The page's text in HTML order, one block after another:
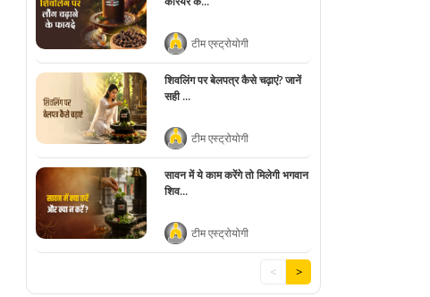
टीम एस्ट्रोयोगी
शिवलिंग पर बेलपत्र कैसे चढ़ाएं? जानें
सही ...
टीम एस्ट्रोयोगी
सावन में ये काम करेंगे तो मिलेगी भगवान
शिव...
टीम एस्ट्रोयोगी
< >